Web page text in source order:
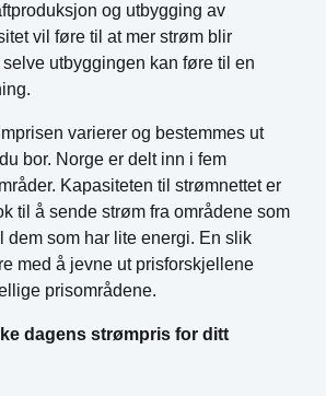
og utbygging av
vil føre til at mer strøm blir
utbyggingen kan føre til en
varierer og bestemmes ut
bor. Norge er delt inn i fem
Kapasiteten til strømnettet er
til å sende strøm fra områdene som
dem som har lite energi. En slik
med å jevne ut prisforskjellene
prisområdene.
dagens strømpris for ditt